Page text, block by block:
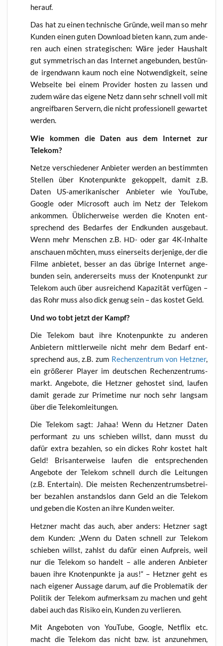
herauf.
Das hat zu einen tech­ni­sche Grün­de, weil man so mehr
Kun­den einen guten Down­load bie­ten kann, zum ande­
ren auch einen stra­te­gi­schen: Wäre jeder Haus­halt
gut sym­me­trisch an das Inter­net ange­bun­den, bestün­
de irgend­wann kaum noch eine Not­wen­dig­keit, sei­ne
Web­sei­te bei einem Pro­vi­der hos­ten zu las­sen und
zudem wäre das eige­ne Netz dann sehr schnell voll mit
angreif­ba­ren Ser­vern, die nicht pro­fes­sio­nell gewar­tet
werden.
Wie kom­men die Daten aus dem Inter­net zur
Telekom?
Net­ze ver­schie­de­ner Anbie­ter wer­den an bestimm­ten
Stel­len über Kno­ten­punk­te gekop­pelt, damit z.B.
Daten US-ame­ri­ka­ni­scher Anbie­ter wie You­Tube,
Goog­le oder Micro­soft auch im Netz der Tele­kom
ankom­men. Übli­cher­wei­se wer­den die Kno­ten ent­
spre­chend des Bedar­fes der End­kun­den aus­ge­baut.
Wenn mehr Men­schen z.B. HD-oder gar 4K-Inhal­te
anschau­en möch­ten, muss einer­seits der­je­ni­ge, der die
Fil­me anbie­tet, bes­ser an das übri­ge Inter­net ange­
bun­den sein, ande­rer­seits muss der Kno­ten­punkt zur
Tele­kom auch über aus­rei­chend Kapa­zi­tät ver­fü­gen –
das Rohr muss also dick genug sein – das kos­tet Geld.
Und wo tobt jetzt der Kampf?
Die Tele­kom baut ihre Kno­ten­punk­te zu ande­ren
Anbie­tern mitt­ler­wei­le nicht mehr dem Bedarf ent­
spre­chend aus, z.B. zum Rechen­zen­trum von Hetz­ner,
ein grö­ße­rer Play­er im deut­schen Rechen­zen­trums­
markt. Ange­bo­te, die Hetz­ner gehos­tet sind, lau­fen
damit gera­de zur Prime­time nur noch sehr lang­sam
über die Telekomleitungen.
Die Tele­kom sagt: Jahaa! Wenn du Hetz­ner Daten
per­for­mant zu uns schie­ben willst, dann musst du
dafür extra bezah­len, so ein dickes Rohr kos­tet halt
Geld! Bri­san­ter­wei­se lau­fen die ent­spre­chen­den
Ange­bo­te der Tele­kom schnell durch die Lei­tun­gen
(z.B. Enter­tain). Die meis­ten Rechen­zen­trums­be­trei­
ber bezah­len anstands­los dann Geld an die Tele­kom
und geben die Kos­ten an ihre Kun­den weiter.
Hetz­ner macht das auch, aber anders: Hetz­ner sagt
dem Kun­den: „Wenn du Daten schnell zur Tele­kom
schie­ben willst, zahlst du dafür einen Auf­preis, weil
nur die Tele­kom so han­delt – alle ande­ren Anbie­ter
bau­en ihre Kno­ten­punk­te ja aus!“ – Hetz­ner geht es
nach eige­ner Aus­sa­ge dar­um, auf die Pro­ble­ma­tik der
Poli­tik der Tele­kom auf­merk­sam zu machen und geht
dabei auch das Risi­ko ein, Kun­den zu verlieren.
Mit Ange­bo­ten von You­Tube, Goog­le, Net­flix etc.
macht die Tele­kom das nicht bzw. ist anzu­neh­men,